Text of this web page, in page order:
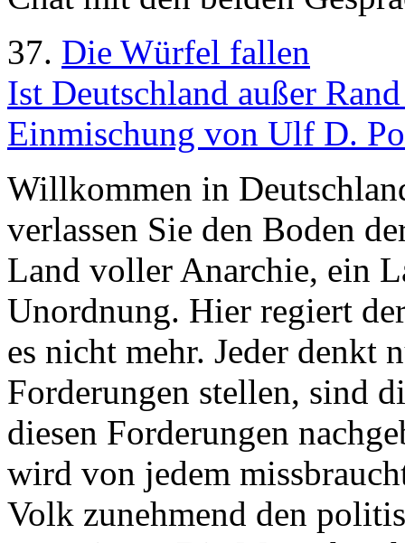
37. Die Würfel fallen
Ist Deutschland außer
Einmischung von Ulf D.
Willkommen in
verlassen Sie den Boden
Land voller Anarchie, ein
Unordnung. Hier regiert
es nicht mehr. Jeder denkt
Forderungen stellen, sind
diesen Forderungen
wird von jedem
Volk zunehmend den